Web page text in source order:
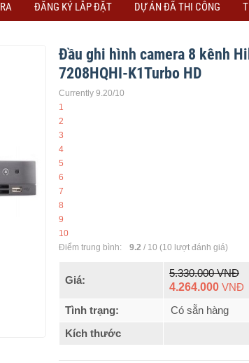
ĐĂNG KÝ LẮP ĐẶT DỰ ÁN ĐÃ THI CÔNG
Đầu ghi hình camera 8 kênh
7208HQHI-K1Turbo HD
Currently 9.20/10
1
2
3
4
5
6
7
8
9
10
Điểm trung bình:
9.2 / 10 (10 lượt đánh giá)
Giá:
5.330.000 VNĐ
4.264.000 VNĐ
Tình trạng:
Có sẵn hàng
Kích thước